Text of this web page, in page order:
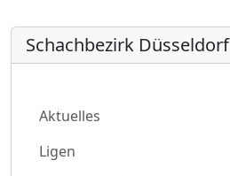
Schachbezirk Düsseldorf
Aktuelles
Ligen